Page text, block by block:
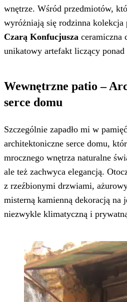
wnętrze. Wśród przedmiotów,
wyróżniają się rodzinna kolekcja
Czarą Konfucjusza ceramiczna
unikatowy artefakt liczący ponad
Wewnętrzne patio –
serce domu
Szczególnie zapadło mi w pamięć
architektoniczne serce domu,
mrocznego wnętrza naturalne
ale też zachwyca elegancją.
z rzeźbionymi drzwiami,
misterną kamienną dekoracją na
niezwykle klimatyczną i